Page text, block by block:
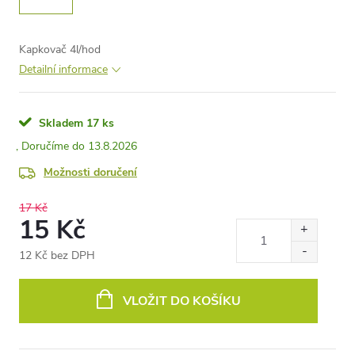
Kapkovač 4l/hod
Detailní informace
Skladem 17 ks
13.8.2026
Možnosti doručení
17 Kč
15 Kč
12 Kč bez DPH
VLOŽIT DO KOŠÍKU